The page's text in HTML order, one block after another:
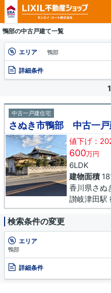
鴨部の中古戸建て一覧
エリア 鴨部
詳細条件
1
中古一戸建住宅
さぬき市鴨部 中古一戸
値下げ：
600万円
6LDK
建物面積
香川県さぬ
讃岐津田駅
検索条件の変更
エリア
鴨部
詳細条件